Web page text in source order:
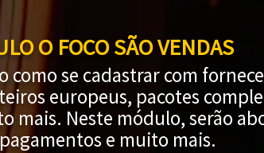
O FOCO SÃO VENDAS
como se cadastrar com
europeus, pacotes
mais. Neste módulo, serão
e muito mais.